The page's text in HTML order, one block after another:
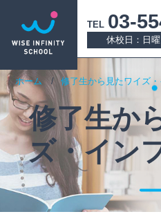
TEL 03-
休校日：日
ホーム 修了生から見たワイズ
修了生か
ズ・イン